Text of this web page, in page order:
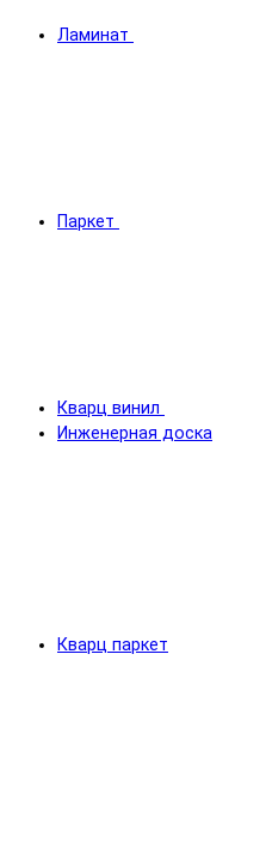
Ламинат
Паркет
Кварц винил
Инженерная доска
Кварц паркет